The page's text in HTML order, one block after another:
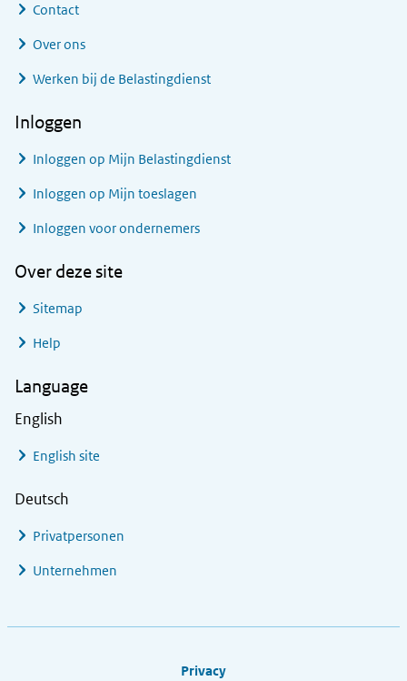
Contact
Over ons
Werken bij de Belastingdienst
Inloggen
Inloggen op Mijn Belastingdienst
Inloggen op Mijn toeslagen
Inloggen voor ondernemers
Over deze site
Sitemap
Help
Language
English
English site
Deutsch
Privatpersonen
Unternehmen
Privacy